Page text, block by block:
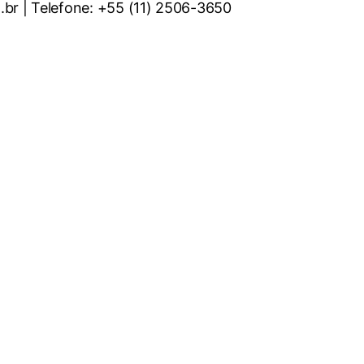
| Telefone: +55 (11) 2506-3650